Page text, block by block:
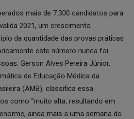
mais de 7.300 candidatos para
2021, um crescimento
da quantidade das provas práticas
este número nunca foi
Gerson Alves Pereira Júnior,
de Educação Médica da
(AMB), classifica essa
como “muito alta, resultando em
ainda mais a uma semana do